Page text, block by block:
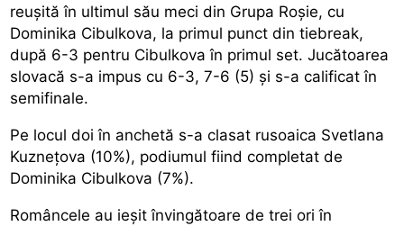
reușită în ultimul său meci din Grupa Roșie, cu
Dominika Cibulkova, la primul punct din tiebreak,
după 6-3 pentru Cibulkova în primul set. Jucătoarea
slovacă s-a impus cu 6-3, 7-6 (5) și s-a calificat în
semifinale.
Pe locul doi în anchetă s-a clasat rusoaica Svetlana
Kuznețova (10%), podiumul fiind completat de
Dominika Cibulkova (7%).
Româncele au ieșit învingătoare de trei ori în